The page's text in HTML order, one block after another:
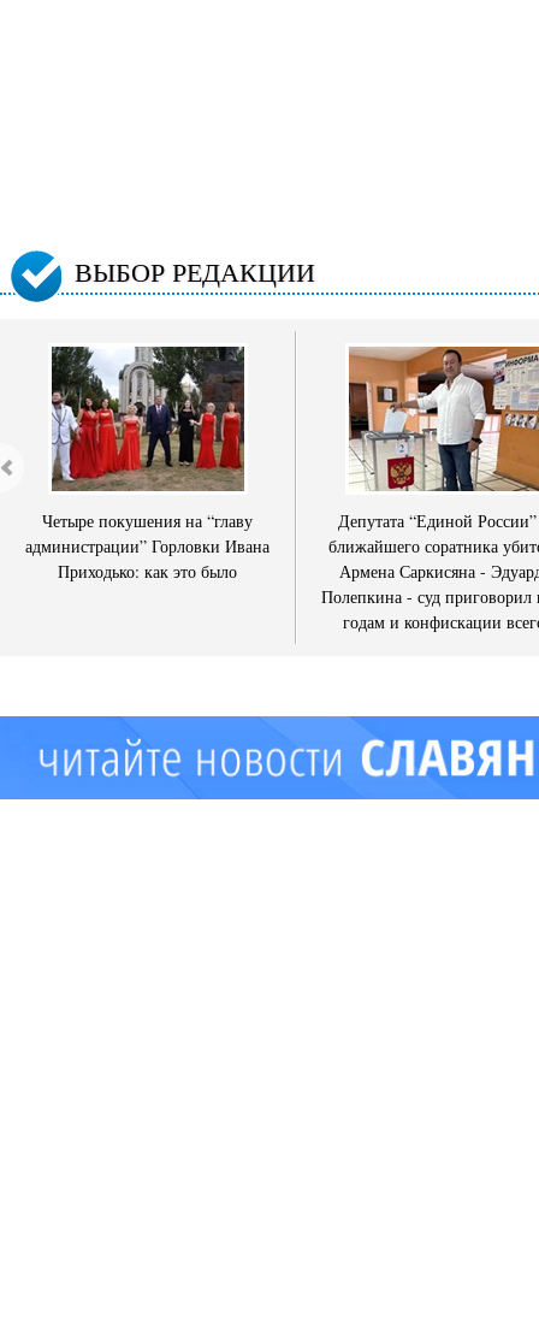
ВЫБОР РЕДАКЦИИ
Четыре покушения на “главу
администрации” Горловки Ивана
Приходько: как это было
Депутата “Единой
ближайшего соратника
Армена Саркисяна -
Полепкина - суд приговорил
годам и конфискации